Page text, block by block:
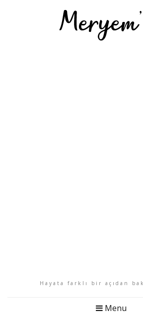
Hayata farklı bir açıdan
Menu